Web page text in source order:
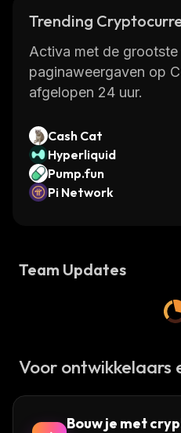
Trending
Activa met de
paginaweergaven op
afgelopen 24 uur.
Cash Cat
Hyperliquid
Pump.fun
Pi Network
Team Updates
Voor ontwikkelaars
Bouw je met